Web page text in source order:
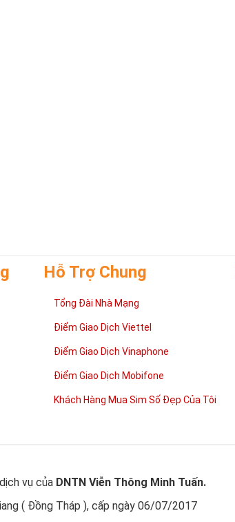
sim Tứ Quý 2 mang lại là gì?
quý 2 sẽ dễ dàng có được cuộc sống vui vẻ hạnh
và gia đình, bản thân ít gặp chuyện bất trắc hơn.
may mắn, sự may mắn giúp con người dễ thành
gặp những may mắn và thành công mà nó còn giúp
Hỗ Trợ Chung
Tổng Đài Nhà Mạng
Điểm Giao Dịch Viettel
Điểm Giao Dịch Vinaphone
Điểm Giao Dịch Mobifone
Khách Hàng Mua Sim Số Đẹp Của Tôi
vụ của DNTN Viễn Thông Minh Tuấn.
( Đồng Tháp ), cấp ngày 06/07/2017